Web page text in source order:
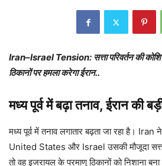
Iran–Israel Tension: सत्ता परिवर्तन की
ठिकानों पर हमला करेगा ईरान..
मध्य पूर्व में बढ़ा तनाव, ईरान की
मध्य पूर्व में तनाव लगातार बढ़ता जा रहा है। Iran
United States और Israel उसकी मौजूदा
तो वह इजरायल के परमाणु ठिकानों को निशाना